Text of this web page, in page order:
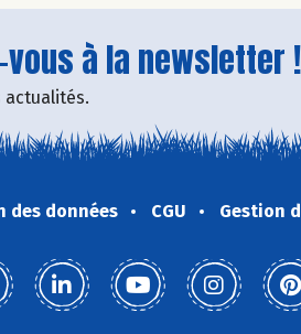
à la newsletter !
actualités.
des données CGU Gestion